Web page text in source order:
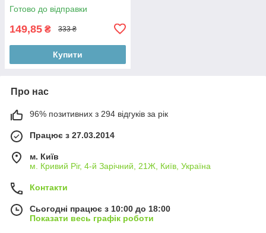
Готово до відправки
149,85 ₴ 333 ₴
Купити
Про нас
96% позитивних з 294 відгуків за рік
Працює з 27.03.2014
м. Київ
м. Кривий Ріг, 4-й Зарічний, 21Ж, Київ, Україна
Контакти
Сьогодні працює з 10:00 до 18:00
Показати весь графік роботи